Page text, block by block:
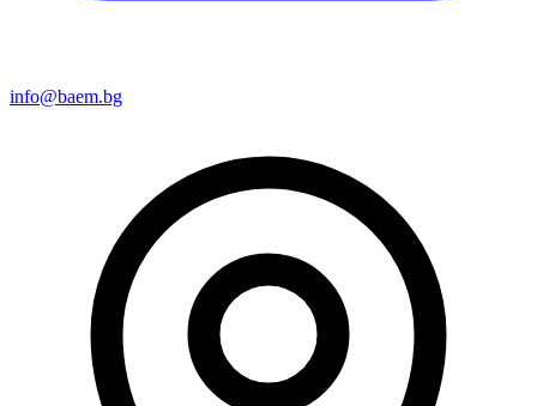
info@baem.bg